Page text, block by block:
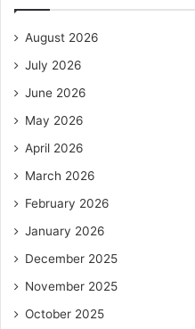
August 2026
July 2026
June 2026
May 2026
April 2026
March 2026
February 2026
January 2026
December 2025
November 2025
October 2025